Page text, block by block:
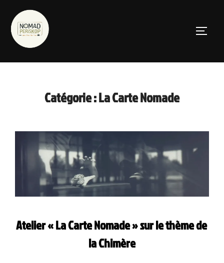
contenu
Catégorie :La Carte Nomade
Atelier « La Carte Nomade » sur le thème de
la Chimère